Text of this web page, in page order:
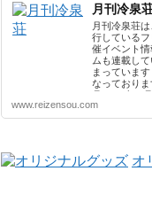
月刊冷泉
月刊冷泉荘
行している
催イベント
ムも連載し
まっていま
なっており
月 2025年 4
2025年 3月
年 4月 〜
年 4月 〜
3月 2015年 4
www.reizensou.com
オ